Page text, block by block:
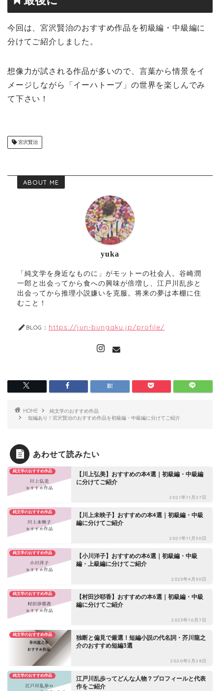
今回は、宮沢賢治のおすすめ作品を初級編・中級編に
分けてご紹介しました。
想像力が試される作品が多いので、言葉から情景をイ
メージしながら「イーハトーブ」の世界を楽しんでみ
て下さい！
宮沢賢治
ABOUT ME
yuka
「純文学を身近なものに」がモットーの社会人。谷崎潤
一郎と出会ってから食への興味が倍増し、江戸川乱歩と
出会ってから推理小説嫌いを克服。将来の夢は本棚に住
むこと！
BLOG： https://jun-bungaku.jp/profile/
HOME
純文学のおすすめ作品
短編あり！宮沢賢治のおすすめ作品を初級編・中級編に分けてご紹介
あわせて読みたい
純文学のおすすめ作品
【川上弘美】おすすめの本4選｜初級編・中級編
に分けてご紹介
2021年11月27日
純文学のおすすめ作品
【川上未映子】おすすめの本4選｜初級編・中級
編に分けてご紹介
2021年11月30日
純文学のおすすめ作品
【小川洋子】おすすめの本6選｜初級編・中級
編・上級編に分けてご紹介
2023年4月30日
純文学のおすすめ作品
【村田沙耶香】おすすめの本6選｜初級編・中級
編に分けてご紹介
2023年10月7日
純文学のおすすめ作品
独断と偏見で厳選！短編小説の代名詞・芥川龍之
介のおすすめ短編3選
2020年2月28日
純文学のおすすめ作品
江戸川乱歩ってどんな人物？プロフィールと代表
作をご紹介